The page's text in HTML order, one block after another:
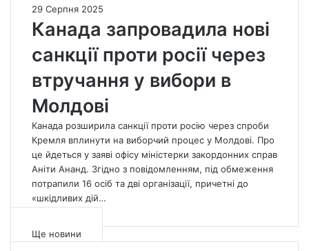
ф
т
у
н
1
2
%
ш
и
з
к
л
и
к
а
ю
т
ь
К
н
а
а
н
а
д
з
а
п
р
о
в
а
д
и
н
29 Серпня 2025
Канада запровадила нові
санкції проти росії через
втручання у вибори в
Молдові
Канада розширила санкції проти росію через спроби
Кремля вплинути на виборчий процес у Молдові. Про
це йдеться у заяві офісу міністерки закордонних справ
Аніти Ананд. Згідно з повідомленням, під обмеження
потрапили 16 осіб та дві організації, причетні до
«шкідливих дій…
Ще новини